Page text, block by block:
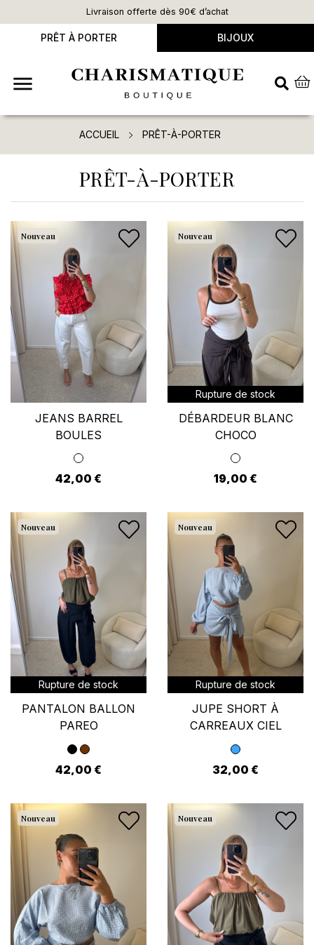
Livraison offerte dès 90€ d’achat
PRÊT À PORTER BIJOUX

ACCUEIL PRÊT-À-PORTER
PRÊT-À-PORTER
Nouveau
JEANS BARREL
BOULES
42,00 €
Nouveau
Rupture de stock
DÉBARDEUR BLANC
CHOCO
19,00 €
Nouveau
Rupture de stock
PANTALON BALLON
PAREO
42,00 €
Nouveau
Rupture de stock
JUPE SHORT À
CARREAUX CIEL
32,00 €
Nouveau Nouveau